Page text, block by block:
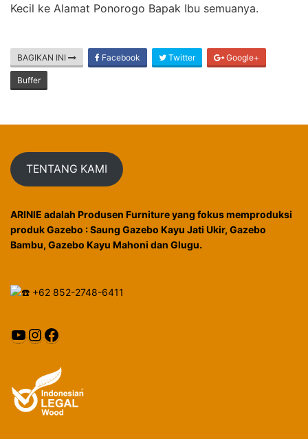
Kecil ke Alamat Ponorogo Bapak Ibu semuanya.
BAGIKAN INI Facebook Twitter Google+
Buffer
TENTANG KAMI
ARINIE adalah Produsen Furniture yang fokus memproduksi
produk Gazebo : Saung Gazebo Kayu Jati Ukir, Gazebo
Bambu, Gazebo Kayu Mahoni dan Glugu.
+62 852-2748-6411
YouTube
Instagram
Facebook